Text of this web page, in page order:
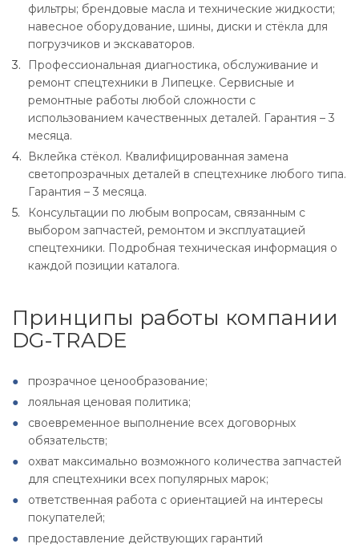
фильтры; брендовые масла и технические жидкости;
навесное оборудование, шины, диски и стёкла для
погрузчиков и экскаваторов.
Профессиональная диагностика, обслуживание и
ремонт спецтехники в Липецке. Сервисные и
ремонтные работы любой сложности с
использованием качественных деталей. Гарантия – 3
месяца.
Вклейка стёкол. Квалифицированная замена
светопрозрачных деталей в спецтехнике любого типа.
Гарантия – 3 месяца.
Консультации по любым вопросам, связанным с
выбором запчастей, ремонтом и эксплуатацией
спецтехники. Подробная техническая информация о
каждой позиции каталога.
Принципы работы компании
DG-TRADE
прозрачное ценообразование;
лояльная ценовая политика;
своевременное выполнение всех договорных
обязательств;
охват максимально возможного количества запчастей
для спецтехники всех популярных марок;
ответственная работа с ориентацией на интересы
покупателей;
предоставление действующих гарантий